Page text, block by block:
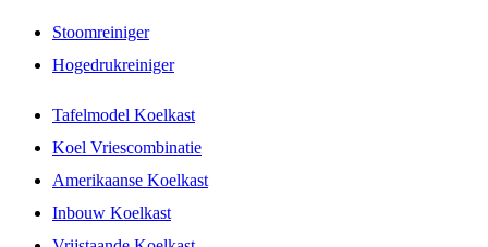
Stoomreiniger
Hogedrukreiniger
Tafelmodel Koelkast
Koel Vriescombinatie
Amerikaanse Koelkast
Inbouw Koelkast